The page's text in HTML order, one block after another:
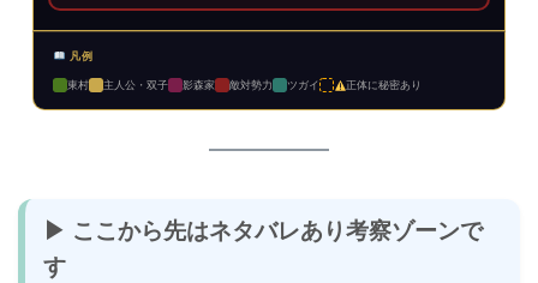
凡例
東村 主人公・双子 影森家 敵対勢力 ツガイ 正体に秘密あり
▶ ここから先はネタバレあり考察ゾーンで
す